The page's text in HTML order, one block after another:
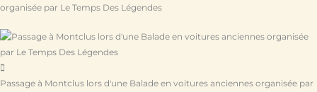
organisée par Le Temps Des Légendes
Passage à Montclus lors d'une Balade en voitures anciennes organisée par